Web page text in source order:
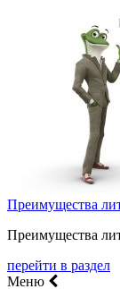
Преимущества
Преимущества
перейти в раздел
Меню